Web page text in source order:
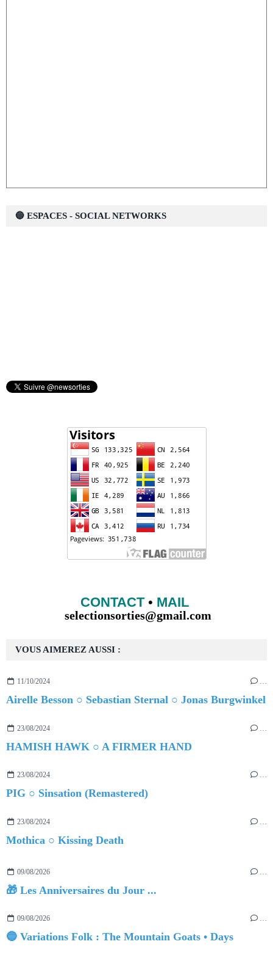
VOUS AIMEREZ AUSSI :
11/10/2024 …
Airelle Besson ○ Sebastian Sternal ○ Jonas Burgwinkel
23/08/2024 …
HAMISH HAWK ○ A FIRMER HAND
23/08/2024 …
PIG ○ Sinsation (Remastered)
23/08/2024
Mothica ○ Kissing Death
09/08/2026 …
🎁 Les Anniversaires du Jour ...
09/08/2026 …
🔵 Variations Folk : The Mountain Goats • Days
🔵 ESPACES - SOCIAL NETWORKS
CONTACT• MAIL
selectionsorties@gmail.com